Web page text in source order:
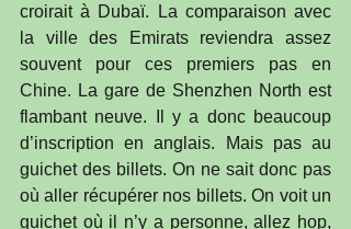
croirait à Dubaï. La comparaison avec
la ville des Emirats reviendra assez
souvent pour ces premiers pas en
Chine. La gare de Shenzhen North est
flambant neuve. Il y a donc beaucoup
d’inscription en anglais. Mais pas au
guichet des billets. On ne sait donc pas
où aller récupérer nos billets. On voit un
guichet où il n’y a personne, allez hop,